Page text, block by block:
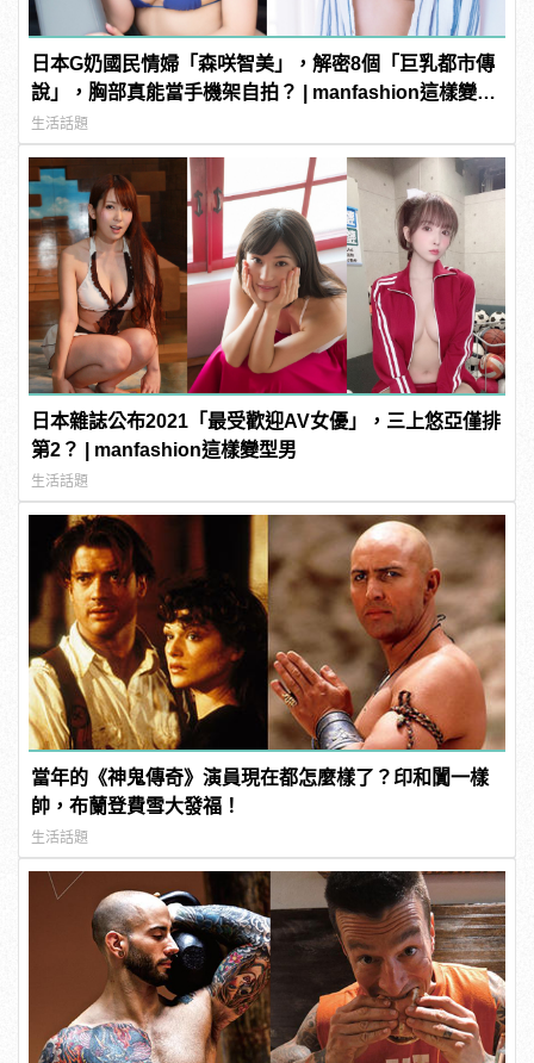
日本G奶國民情婦「森咲智美」，解密8個「巨乳都市傳
說」，胸部真能當手機架自拍？ | manfashion這樣變型
男
生活話題
日本雜誌公布2021「最受歡迎AV女優」，三上悠亞僅排
第2？ | manfashion這樣變型男
生活話題
當年的《神鬼傳奇》演員現在都怎麼樣了？印和闐一樣
帥，布蘭登費雪大發福！
生活話題